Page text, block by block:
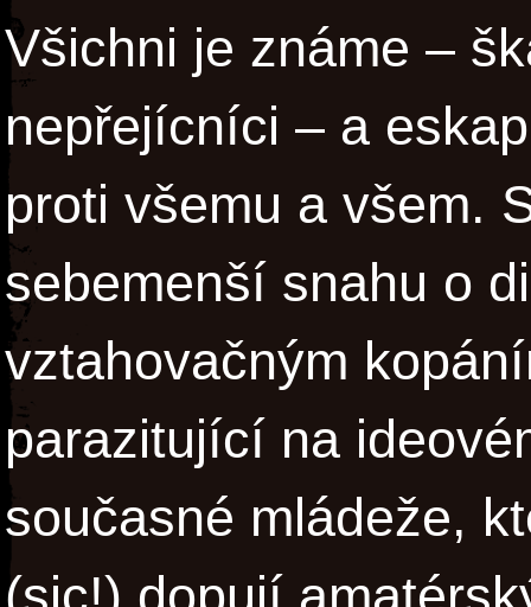
Všichni je známe –
nepřejícníci – a
proti všemu a všem.
sebemenší snahu o
vztahovačným
parazitující na
současné mládeže,